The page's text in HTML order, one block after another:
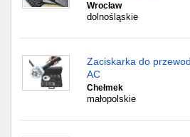
Wrocław
dolnośląskie
Zaciskarka do
AC
Chełmek
małopolskie